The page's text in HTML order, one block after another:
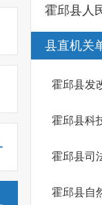
霍邱县人
县直机关
霍邱县发
霍邱县科
霍邱县司
霍邱县自